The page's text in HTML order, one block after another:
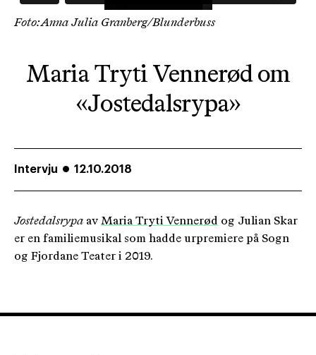
Maria Tryti Vennerød om
«Jostedalsrypa»
Intervju 12.10.2018
Foto: Anna Julia Granberg/Blunderbuss
Jostedalsrypa av Maria Tryti Vennerød og Julian Skar
er en familiemusikal som hadde urpremiere på Sogn
og Fjordane Teater i 2019.